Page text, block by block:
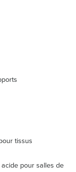
tissus
pour salles de